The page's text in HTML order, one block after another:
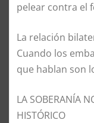
pelear contra el
La relación
Cuando los
que hablan son
LA SOBERANÍA
HISTÓRICO